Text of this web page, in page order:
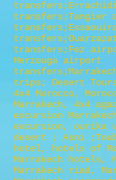
transfers;Tangier
transfers;Fez
Merzouga airport
trips; Desert
4x4 Morocco,
Marrakech, 4x4
excursion
excursion, ourika
desert ; Asni
hotel, hotels of
Marrakech hotels,
Marrakech riad,